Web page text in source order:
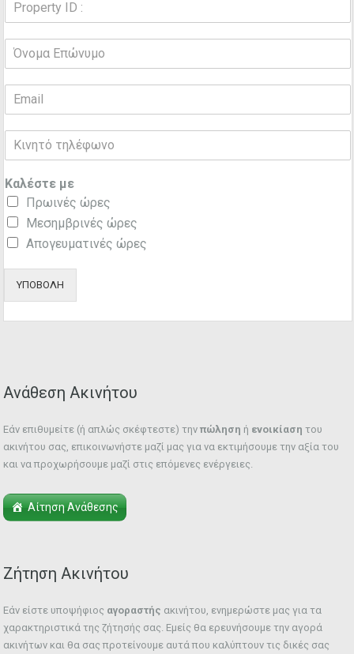
Καλέστε με
Πρωινές ώρες
Μεσημβρινές ώρες
Απογευματινές ώρες
ΥΠΟΒΟΛΗ
Ανάθεση Ακινήτου
Εάν επιθυμείτε (ή απλώς σκέφτεστε) την πώληση ή ενοικίαση του
ακινήτου σας, επικοινωνήστε μαζί μας για να εκτιμήσουμε την αξία του
και να προχωρήσουμε μαζί στις επόμενες ενέργειες.
Αίτηση Ανάθεσης
Ζήτηση Ακινήτου
Εάν είστε υποψήφιος αγοραστής ακινήτου, ενημερώστε μας για τα
χαρακτηριστικά της ζήτησής σας. Εμείς θα ερευνήσουμε την αγορά
ακινήτων και θα σας προτείνουμε αυτά που καλύπτουν τις δικές σας